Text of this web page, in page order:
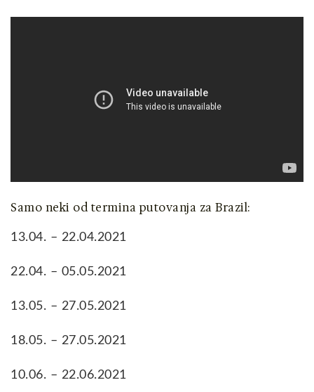
Samo neki od termina putovanja za Brazil:
13.04. – 22.04.2021
22.04. – 05.05.2021
13.05. – 27.05.2021
18.05. – 27.05.2021
10.06. – 22.06.2021